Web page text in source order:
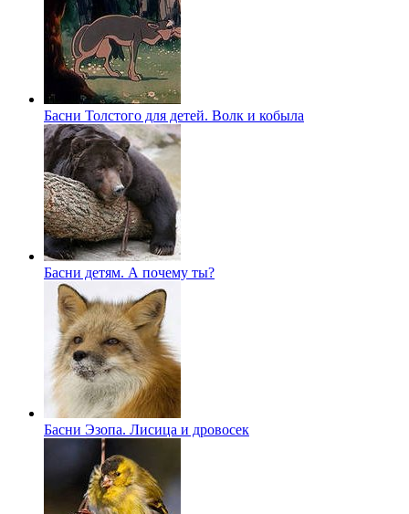
Басни Толстого для детей. Волк и кобыла
Басни детям. А почему ты?
Басни Эзопа. Лисица и дровосек